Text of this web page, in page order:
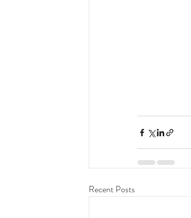
Recent Posts